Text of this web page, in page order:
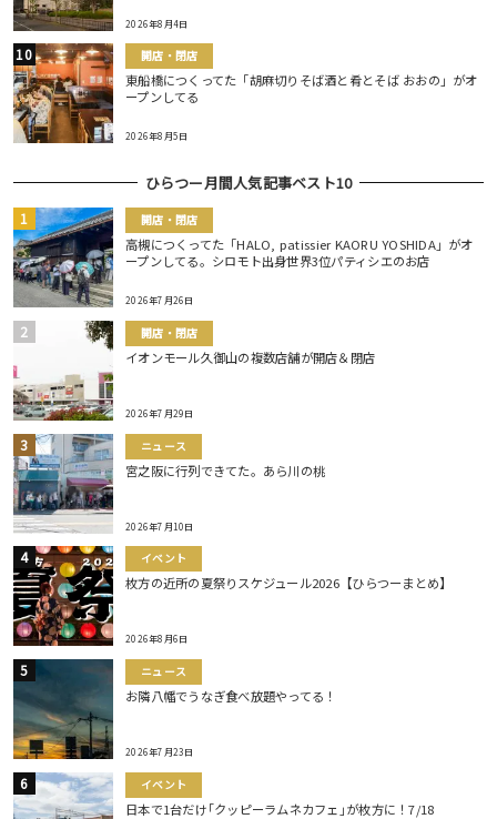
2026年8月4日
開店・閉店
東船橋につくってた「胡麻切りそば酒と肴とそば おおの」がオ
ープンしてる
2026年8月5日
ひらつー月間人気記事ベスト10
開店・閉店
高槻につくってた「HALO, patissier KAORU YOSHIDA」がオ
ープンしてる。シロモト出身世界3位パティシエのお店
2026年7月26日
開店・閉店
イオンモール久御山の複数店舗が開店＆閉店
2026年7月29日
ニュース
宮之阪に行列できてた。あら川の桃
2026年7月10日
イベント
枚方の近所の夏祭りスケジュール2026【ひらつーまとめ】
2026年8月6日
ニュース
お隣八幡でうなぎ食べ放題やってる！
2026年7月23日
イベント
日本で1台だけ｢クッピーラムネカフェ｣が枚方に！7/18